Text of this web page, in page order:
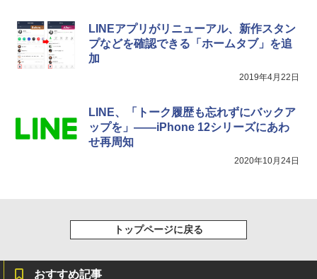
LINEアプリがリニューアル、新作スタン
プなどを確認できる「ホームタブ」を追
加
2019年4月22日
LINE、「トーク履歴も忘れずにバックア
ップを」——iPhone 12シリーズにあわ
せ再周知
2020年10月24日
トップページに戻る
おすすめ記事